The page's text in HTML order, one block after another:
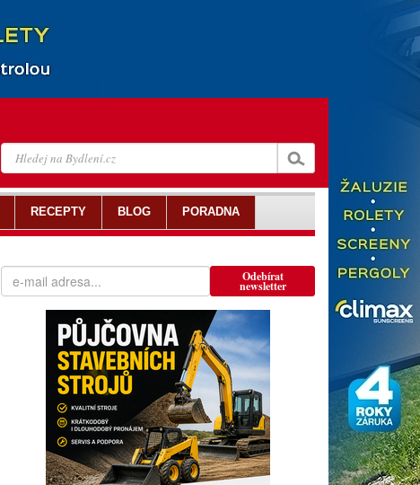
Odebírat
newsletter
RECEPTY BLOG PORADNA